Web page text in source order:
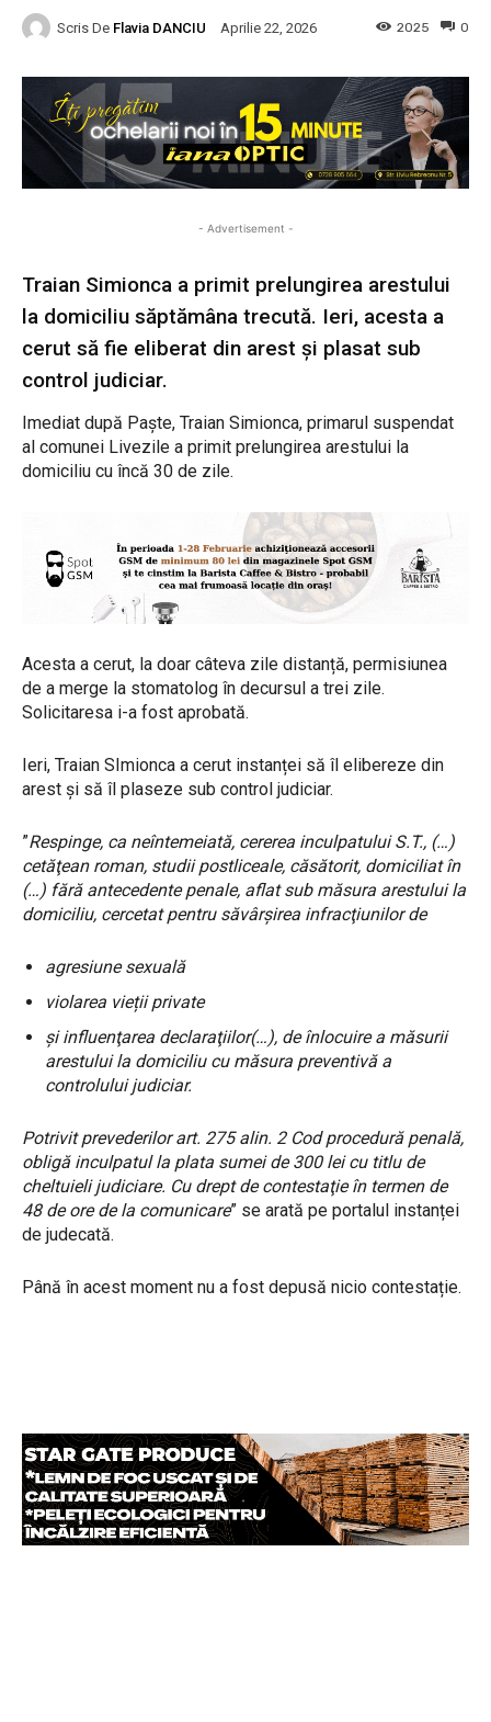
Scris De Flavia DANCIU Aprilie 22, 2026 0
2025
- Advertisement -
Traian Simionca a primit prelungirea arestului
la domiciliu săptămâna trecută. Ieri, acesta a
cerut să fie eliberat din arest și plasat sub
control judiciar.
Imediat după Paște, Traian Simionca, primarul suspendat
al comunei Livezile a primit prelungirea arestului la
domiciliu cu încă 30 de zile.
Acesta a cerut, la doar câteva zile distanță, permisiunea
de a merge la stomatolog în decursul a trei zile.
Solicitaresa i-a fost aprobată.
Ieri, Traian SImionca a cerut instanței să îl elibereze din
arest și să îl plaseze sub control judiciar.
”Respinge, ca neîntemeiată, cererea inculpatului S.T., (…)
cetăţean roman, studii postliceale, căsătorit, domiciliat în
(…) fără antecedente penale, aflat sub măsura arestului la
domiciliu, cercetat pentru săvârşirea infracţiunilor de
agresiune sexuală
violarea vieții private
şi influenţarea declaraţiilor(…), de înlocuire a măsurii
arestului la domiciliu cu măsura preventivă a
controlului judiciar.
Potrivit prevederilor art. 275 alin. 2 Cod procedură penală,
obligă inculpatul la plata sumei de 300 lei cu titlu de
cheltuieli judiciare. Cu drept de contestaţie în termen de
48 de ore de la comunicare” se arată pe portalul instanței
de judecată.
Până în acest moment nu a fost depusă nicio contestație.